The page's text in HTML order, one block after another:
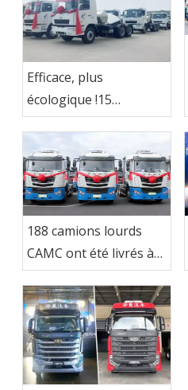
Efficace, plus
écologique !15
tracteurs CAMC LNG
ont été envoyés sur le
marché indonésien
188 camions lourds
CAMC ont été livrés à
Ma Steel Group